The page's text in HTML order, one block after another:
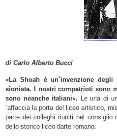
di Carlo Alberto Bucci
«La Shoah è un´invenzione
sionista. I nostri compatrioti sono
sono neanche italiani». Le urla di
´affaccia la porta del liceo artistico,
parte dei colleghi riuniti nel
dello storico liceo darte romano.